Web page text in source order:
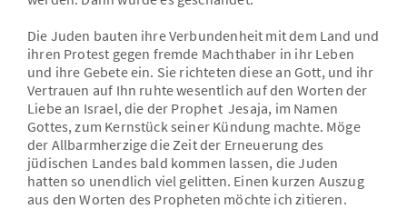
Die Juden bauten ihre Verbundenheit mit dem Land und
ihren Protest gegen fremde Machthaber in ihr Leben
und ihre Gebete ein. Sie richteten diese an Gott, und ihr
Vertrauen auf Ihn ruhte wesentlich auf den Worten der
Liebe an Israel, die der Prophet Jesaja, im Namen
Gottes, zum Kernstück seiner Kündung machte. Möge
der Allbarmherzige die Zeit der Erneuerung des
jüdischen Landes bald kommen lassen, die Juden
hatten so unendlich viel gelitten. Einen kurzen Auszug
aus den Worten des Propheten möchte ich zitieren.